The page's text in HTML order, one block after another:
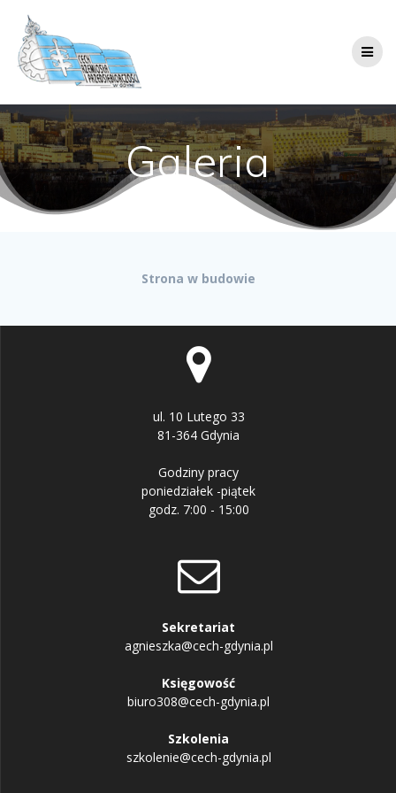
Galeria
Strona w budowie
ul. 10 Lutego 33
81-364 Gdynia
Godziny pracy
poniedziałek -piątek
godz. 7:00 - 15:00
Sekretariat
agnieszka@cech-gdynia.pl
Księgowość
biuro308@cech-gdynia.pl
Szkolenia
szkolenie@cech-gdynia.pl